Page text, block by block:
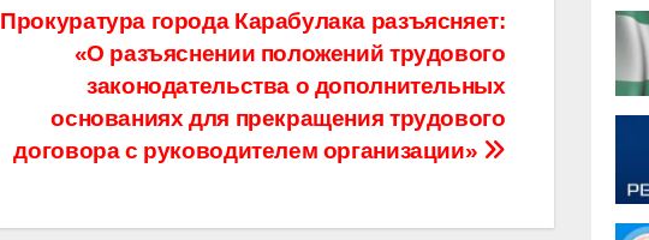
Прокуратура города Карабулака разъясняет:
«О разъяснении положений трудового
законодательства о дополнительных
основаниях для прекращения трудового
договора с руководителем организации»